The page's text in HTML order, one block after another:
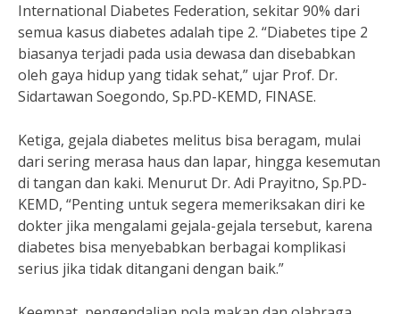
International Diabetes Federation, sekitar 90% dari
semua kasus diabetes adalah tipe 2. “Diabetes tipe 2
biasanya terjadi pada usia dewasa dan disebabkan
oleh gaya hidup yang tidak sehat,” ujar Prof. Dr.
Sidartawan Soegondo, Sp.PD-KEMD, FINASE.
Ketiga, gejala diabetes melitus bisa beragam, mulai
dari sering merasa haus dan lapar, hingga kesemutan
di tangan dan kaki. Menurut Dr. Adi Prayitno, Sp.PD-
KEMD, “Penting untuk segera memeriksakan diri ke
dokter jika mengalami gejala-gejala tersebut, karena
diabetes bisa menyebabkan berbagai komplikasi
serius jika tidak ditangani dengan baik.”